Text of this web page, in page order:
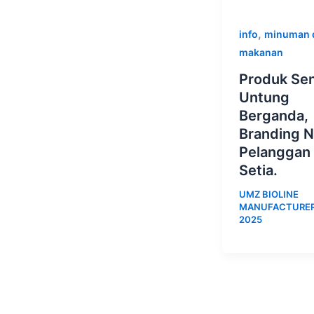
info, minuman
makanan
Produk
Untung
Berganda,
Branding
Pelanggan
Setia.
UMZ BIOLINE
2025